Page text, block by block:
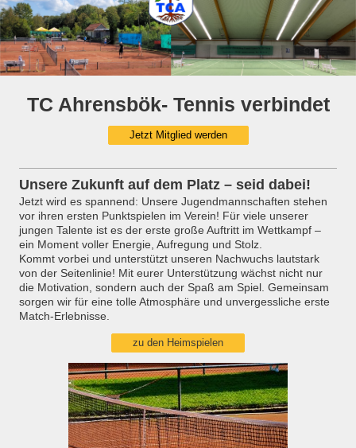
TC Ahrensbök- Tennis verbindet
Jetzt Mitglied werden
Unsere Zukunft auf dem Platz – seid dabei!
Jetzt wird es spannend: Unsere Jugendmannschaften stehen
vor ihren ersten Punktspielen im Verein! Für viele unserer
jungen Talente ist es der erste große Auftritt im Wettkampf –
ein Moment voller Energie, Aufregung und Stolz.
Kommt vorbei und unterstützt unseren Nachwuchs lautstark
von der Seitenlinie! Mit eurer Unterstützung wächst nicht nur
die Motivation, sondern auch der Spaß am Spiel. Gemeinsam
sorgen wir für eine tolle Atmosphäre und unvergessliche erste
Match-Erlebnisse.
zu den Heimspielen